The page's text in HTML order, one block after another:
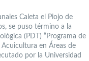
Caleta el Piojo de
se puso término a la
(PDT) “Programa de
en Áreas de
por la Universidad